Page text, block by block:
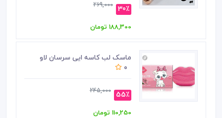
30٪ 269,000
188,300 تومان
ماسک لب کاسه ایی سرسان لاو
0
55٪ 245,000
110,250 تومان